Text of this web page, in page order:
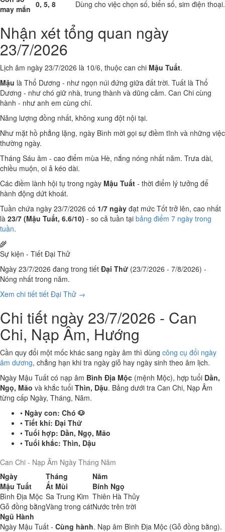
may mắn 0, 5, 8 Dùng cho việc chọn số, biển số, sim điện thoại.
Nhận xét tổng quan ngày
23/7/2026
Lịch âm ngày 23/7/2026 là 10/6, thuộc can chi Mậu Tuất.
Mậu là Thổ Dương - như ngọn núi đứng giữa đất trời. Tuất là Thổ
Dương - như chó giữ nhà, trung thành và dũng cảm. Can Chi cùng
hành - như anh em cùng chí.
Năng lượng đồng nhất, không xung đột nội tại.
Như mặt hồ phẳng lặng, ngày Bình mời gọi sự điềm tĩnh và những việc
thường ngày.
Tháng Sáu âm - cao điểm mùa Hè, nắng nóng nhất năm. Trưa dài,
chiều muộn, oi ả kéo dài.
Các điềm lành hội tụ trong ngày Mậu Tuất - thời điểm lý tưởng để
hành động dứt khoát.
Tuần chứa ngày 23/7/2026 có 1/7 ngày đạt mức Tốt trở lên, cao nhất
là 23/7 (Mậu Tuất, 6.6/10) - so cả tuần tại bảng điểm 7 ngày trong
tuần.
🌾
Sự kiện - Tiết Đại Thử
Ngày 23/7/2026 đang trong tiết Đại Thử (23/7/2026 - 7/8/2026) -
Nóng nhất trong năm.
Xem chi tiết tiết Đại Thử →
Chi tiết ngày 23/7/2026 - Can
Chi, Nạp Âm, Hướng
Cần quy đổi một mốc khác sang ngày âm thì dùng công cụ đổi ngày
âm dương, chẳng hạn khi tra ngày giỗ hay ngày sinh theo âm lịch.
Ngày Mậu Tuất có nạp âm Bình Địa Mộc (mệnh Mộc), hợp tuổi Dần,
Ngọ, Mão và khắc tuổi Thìn, Dậu. Bảng dưới tra Can Chi, Nạp Âm
từng cấp Ngày, Tháng, Năm.
• Ngày con: Chó 🐶
• Tiết khí: Đại Thử
• Tuổi hợp: Dần, Ngọ, Mão
• Tuổi khắc: Thìn, Dậu
Can Chi - Nạp Âm Ngày Tháng Năm
Ngày
Tháng
Năm
Mậu Tuất
Ất Mùi
Bính Ngọ
Bình Địa Mộc Sa Trung Kim Thiên Hà Thủy
Gỗ đồng bằngVàng trong cátNước trên trời
Ngũ Hành
Ngày Mậu Tuất - Cùng hành. Nạp âm Bình Địa Mộc (Gỗ đồng bằng).